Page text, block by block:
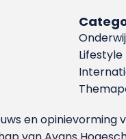
Lifestyle
en